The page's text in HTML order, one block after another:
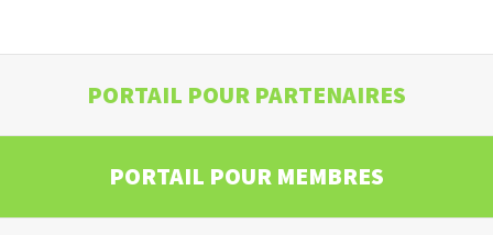
PORTAIL POUR PARTENAIRES
PORTAIL POUR MEMBRES